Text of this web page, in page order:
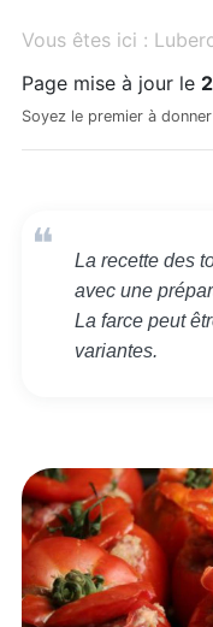
Vous êtes ici :
Page mise à jour le
Soyez le premier à
La recette des
avec une
La farce peut
variantes.